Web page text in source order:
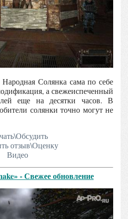
Солянка сама по себе
а свежеиспеченный
еще на десятки часов. В
солянки точно могут не
отзыв\Оценку
Видео
- Свежее обновление